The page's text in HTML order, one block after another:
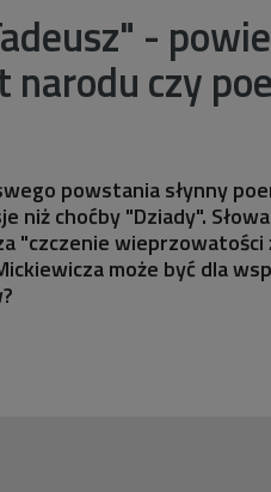
-
czy
powstania słynny
niż choćby "Dziady".
"czczenie wieprzowatości
może być dla